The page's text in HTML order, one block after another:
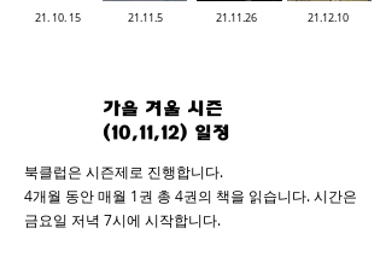
21. 10. 15 21.11.5 21.11.26 21.12.10
가을 겨울 시즌
(10,11,12) 일정
북클럽은 시즌제로 진행합니다.
4개월 동안 매월 1권 총 4권의 책을 읽습니다. 시간은
금요일 저녁 7시에 시작합니다.